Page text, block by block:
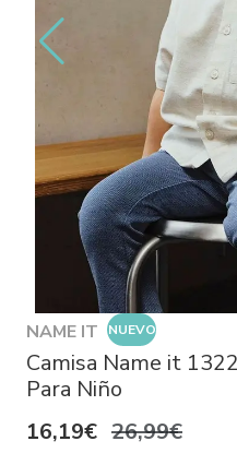
NAME IT NUEVO
Camisa Name it
Para Niño
16,19€ 26,99€